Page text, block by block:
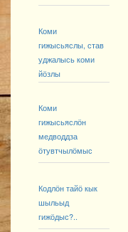
Коми
гижысьяслы, став
уджалысь коми
йӧзлы
Коми
гижысьяслӧн
медводдза
ӧтувтчылӧмыс
Кодлӧн тайӧ кык
шыльыд
гижӧдыс?..